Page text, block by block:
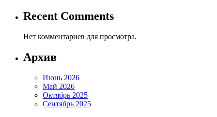
Recent Comments
Нет комментариев для просмотра.
Архив
Июнь 2026
Май 2026
Октябрь 2025
Сентябрь 2025